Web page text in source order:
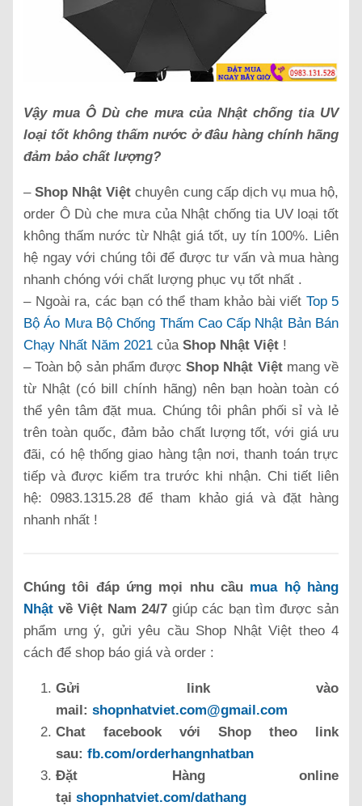
Vậy mua Ô Dù che mưa của Nhật chống tia UV
loại tốt không thấm nước ở đâu hàng chính hãng
đảm bảo chất lượng?
–Shop Nhật Việt chuyên cung cấp dịch vụ mua hộ,
order Ô Dù che mưa của Nhật chống tia UV loại tốt
không thấm nước từ Nhật giá tốt, uy tín 100%. Liên
hệ ngay với chúng tôi để được tư vấn và mua hàng
nhanh chóng với chất lượng phục vụ tốt nhất .
– Ngoài ra, các bạn có thể tham khảo bài viết Top 5
Bộ Áo Mưa Bộ Chống Thấm Cao Cấp Nhật Bản Bán
Chạy Nhất Năm 2021 của Shop Nhật Việt !
– Toàn bộ sản phẩm đượcShop Nhật Việtmang về
từ Nhật (có bill chính hãng) nên bạn hoàn toàn có
thể yên tâm đặt mua. Chúng tôi phân phối sỉ và lẻ
trên toàn quốc, đảm bảo chất lượng tốt, với giá ưu
đãi, có hệ thống giao hàng tận nơi, thanh toán trực
tiếp và được kiểm tra trước khi nhận. Chi tiết liên
hệ: 0983.1315.28 để tham khảo giá và đặt hàng
nhanh nhất !
Chúng tôi đáp ứng mọi nhu cầu mua hộ hàng
Nhật về Việt Nam 24/7 giúp các bạn tìm được sản
phẩm ưng ý, gửi yêu cầu Shop Nhật Việt theo 4
cách để shop báo giá và order :
Gửi link vào
mail: shopnhatviet.com@gmail.com
Chat facebook với Shop theo link
sau: fb.com/orderhangnhatban
Đặt Hàng online
tại shopnhatviet.com/dathang